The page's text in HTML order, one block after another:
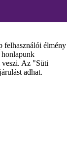
felhasználói élmény
honlapunk
veszi. Az "Süti
adhat.